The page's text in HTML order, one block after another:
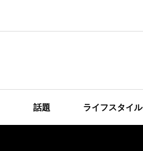
話題 ライフスタイル